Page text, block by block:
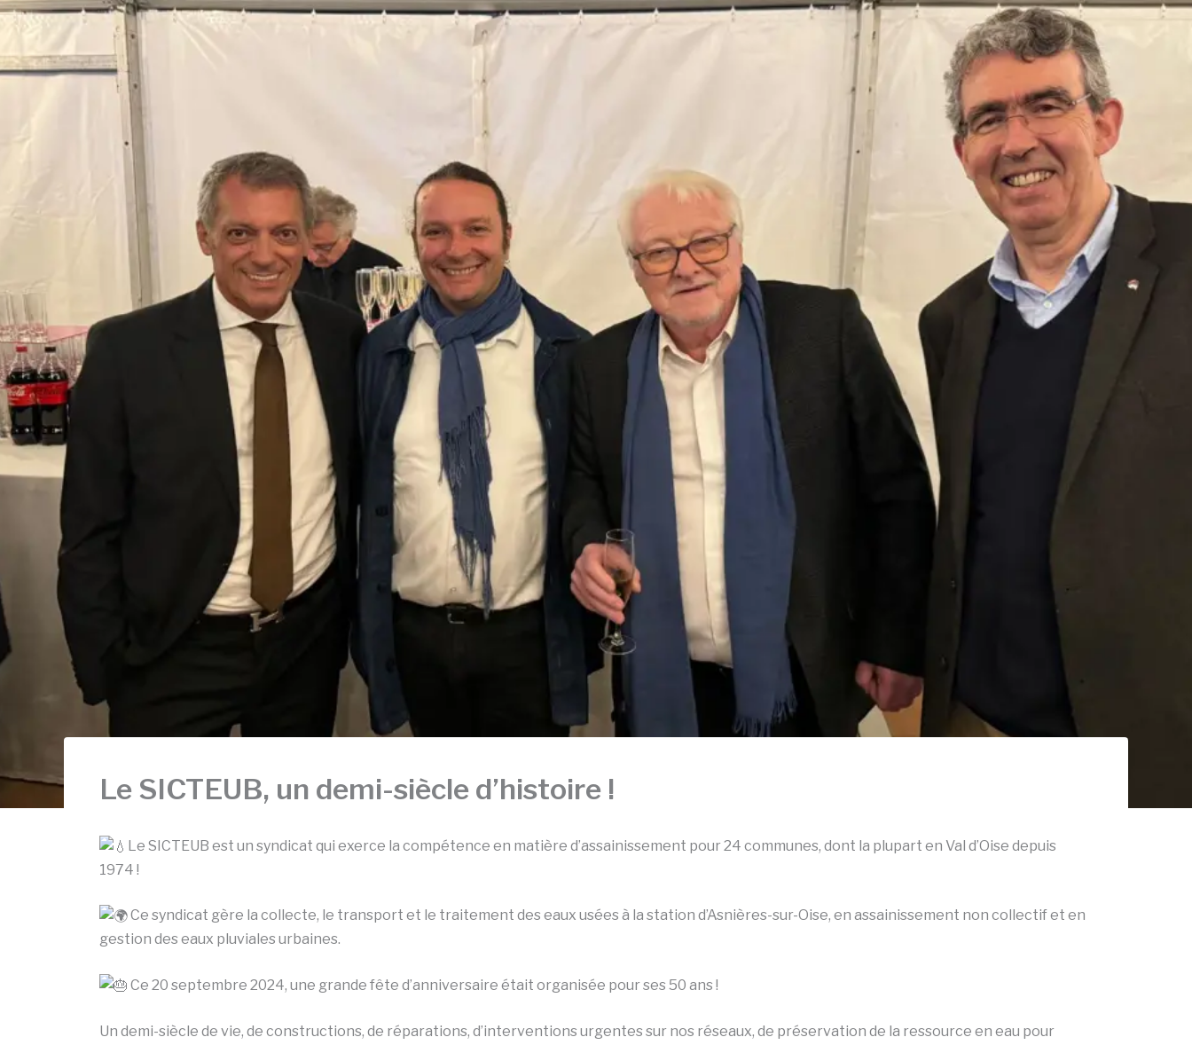
Le SICTEUB, un demi-siècle d’histoire !
Le SICTEUB est un syndicat qui exerce la compétence en matière d’assainissement pour 24 communes, dont la plupart en Val d’Oise depuis
1974 !
Ce syndicat gère la collecte, le transport et le traitement des eaux usées à la station d’Asnières-sur-Oise, en assainissement non collectif et en
gestion des eaux pluviales urbaines.
Ce 20 septembre 2024, une grande fête d’anniversaire était organisée pour ses 50 ans !
Un demi-siècle de vie, de constructions, de réparations, d’interventions urgentes sur nos réseaux, de préservation de la ressource en eau pour